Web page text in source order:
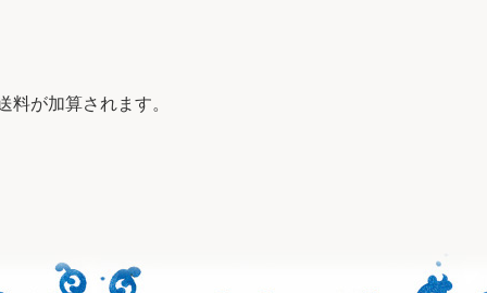
が加算されます。